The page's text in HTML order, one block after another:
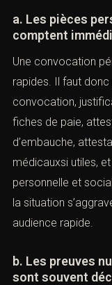
éviter de contacter
échanges peuvent
B. Réunir les
bonnes
a. Les pièces
comptent
Une convocation
rapides. Il faut donc
travail, fiches de
d’embauche,